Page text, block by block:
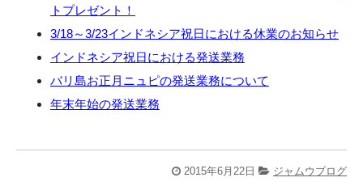
トプレゼント！
3/18～3/23インドネシア祝日における休業のお知らせ
インドネシア祝日における発送業務
バリ島お正月ニュピの発送業務について
年末年始の発送業務
2015年6月22日 ジャムウブログ